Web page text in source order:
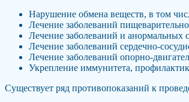
Нарушение обмена веществ, в том
Лечение заболеваний
Лечение заболеваний и анормальных
Лечение заболеваний сердечно-
Лечение заболеваний опорно-
Укрепление иммунитета,
Существует ряд противопоказаний к